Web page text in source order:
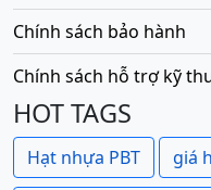
Chính sách bảo hành
Chính sách hỗ trợ kỹ
HOT TAGS
Hạt nhựa PBT giá